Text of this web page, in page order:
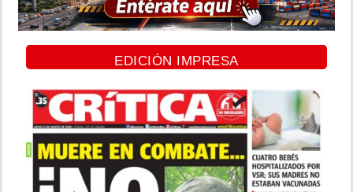
EDICIÓN IMPRESA